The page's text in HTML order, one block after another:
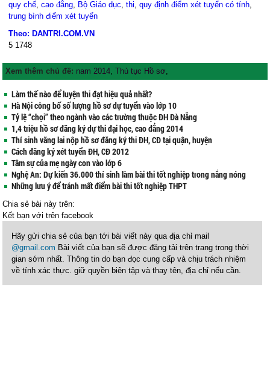
quy chế,cao đẳng, Bộ Giáo dục,thi,quy định điểm xét tuyển có tính,
trung bình điểm xét tuyển
Theo: DANTRI.COM.VN
5 1748
Xem thêm chủ đề: nam 2014,Thủ tục Hồ sơ,
Làm thế nào để luyện thi đạt hiệu quả nhất?
Hà Nội công bố số lượng hồ sơ dự tuyển vào lớp 10
Tỷ lệ “chọi” theo ngành vào các trường thuộc ĐH Đà Nẵng
1,4 triệu hồ sơ đăng ký dự thi đại học, cao đẳng 2014
Thí sinh vãng lai nộp hồ sơ đăng ký thi ĐH, CĐ tại quận, huyện
Cách đăng ký xét tuyển ĐH, CĐ 2012
Tâm sự của mẹ ngày con vào lớp 6
Nghệ An: Dự kiến 36.000 thí sinh làm bài thi tốt nghiệp trong nắng nóng
Những lưu ý để tránh mất điểm bài thi tốt nghiệp THPT
Chia sẻ bài này trên:
Kết bạn vớitrên facebook
Hãy gửi chia sẻ của bạn tới bài viết này qua địa chỉ mail
@gmail.com Bài viết của bạn sẽ được đăng tải trên trang trong thời
gian sớm nhất. Thông tin do bạn đọc cung cấp và chịu trách nhiệm
về tính xác thực. giữ quyền biên tập và thay tên, địa chỉ nếu cần.